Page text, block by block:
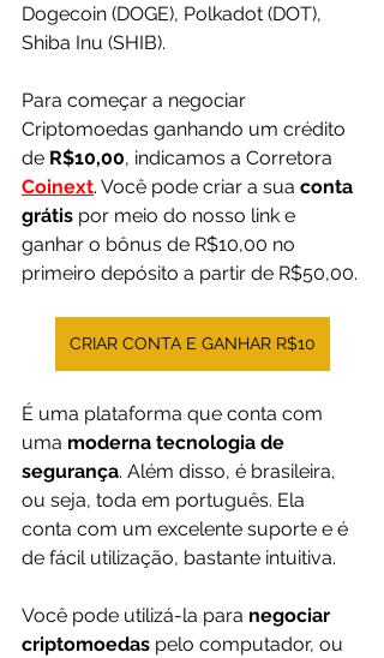
Dogecoin (DOGE), Polkadot (DOT),
Shiba Inu (SHIB).
Para começar a negociar
Criptomoedas ganhando um crédito
de R$10,00, indicamos a Corretora
Coinext. Você pode criar a sua conta
grátis por meio do nosso link e
ganhar o bônus de R$10,00 no
primeiro depósito a partir de R$50,00.
CRIAR CONTA E GANHAR R$10
É uma plataforma que conta com
uma moderna tecnologia de
segurança. Além disso, é brasileira,
ou seja, toda em português. Ela
conta com um excelente suporte e é
de fácil utilização, bastante intuitiva.
Você pode utilizá-la para negociar
criptomoedas pelo computador, ou